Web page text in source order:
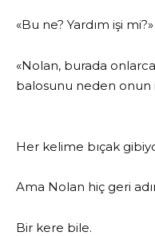
«Bu ne? Yardım işi mi?»
«Nolan, burada
balosunu neden onun
Her kelime bıçak
Ama Nolan hiç geri
Bir kere bile.